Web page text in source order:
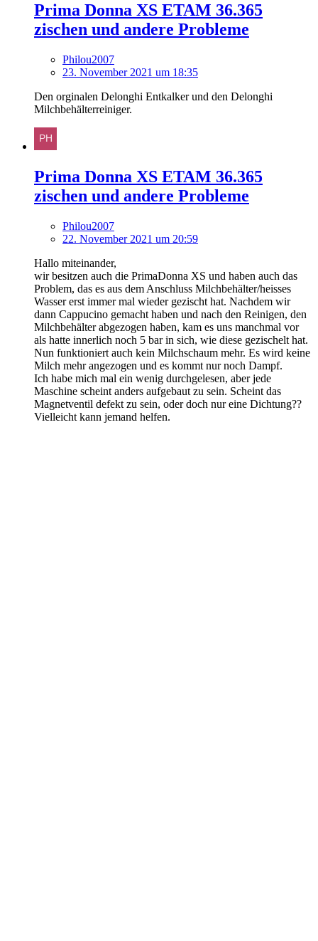
Prima Donna XS ETAM 36.365
zischen und andere Probleme
Philou2007
23. November 2021 um 18:35
Den orginalen Delonghi Entkalker und den Delonghi
Milchbehälterreiniger.
Prima Donna XS ETAM 36.365
zischen und andere Probleme
Philou2007
22. November 2021 um 20:59
Hallo miteinander,
wir besitzen auch die PrimaDonna XS und haben auch das
Problem, das es aus dem Anschluss Milchbehälter/heisses
Wasser erst immer mal wieder gezischt hat. Nachdem wir
dann Cappucino gemacht haben und nach den Reinigen, den
Milchbehälter abgezogen haben, kam es uns manchmal vor
als hatte innerlich noch 5 bar in sich, wie diese gezischelt hat.
Nun funktioniert auch kein Milchschaum mehr. Es wird keine
Milch mehr angezogen und es kommt nur noch Dampf.
Ich habe mich mal ein wenig durchgelesen, aber jede
Maschine scheint anders aufgebaut zu sein. Scheint das
Magnetventil defekt zu sein, oder doch nur eine Dichtung??
Vielleicht kann jemand helfen.